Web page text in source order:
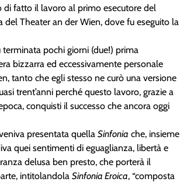
di fatto il lavoro al primo esecutore del
del Theater an der Wien, dove fu eseguito la
pochi giorni (due!) prima
bizzarra ed eccessivamente personale
tanto che egli stesso ne curò una versione
trent’anni perché questo lavoro, grazie a
conquisti il successo che ancora oggi
presentata quellaSinfonia che, insieme
quei sentimenti di eguaglianza, libertà e
delusa ben presto, che porterà il
intitolandolaSinfonia Eroica, “composta